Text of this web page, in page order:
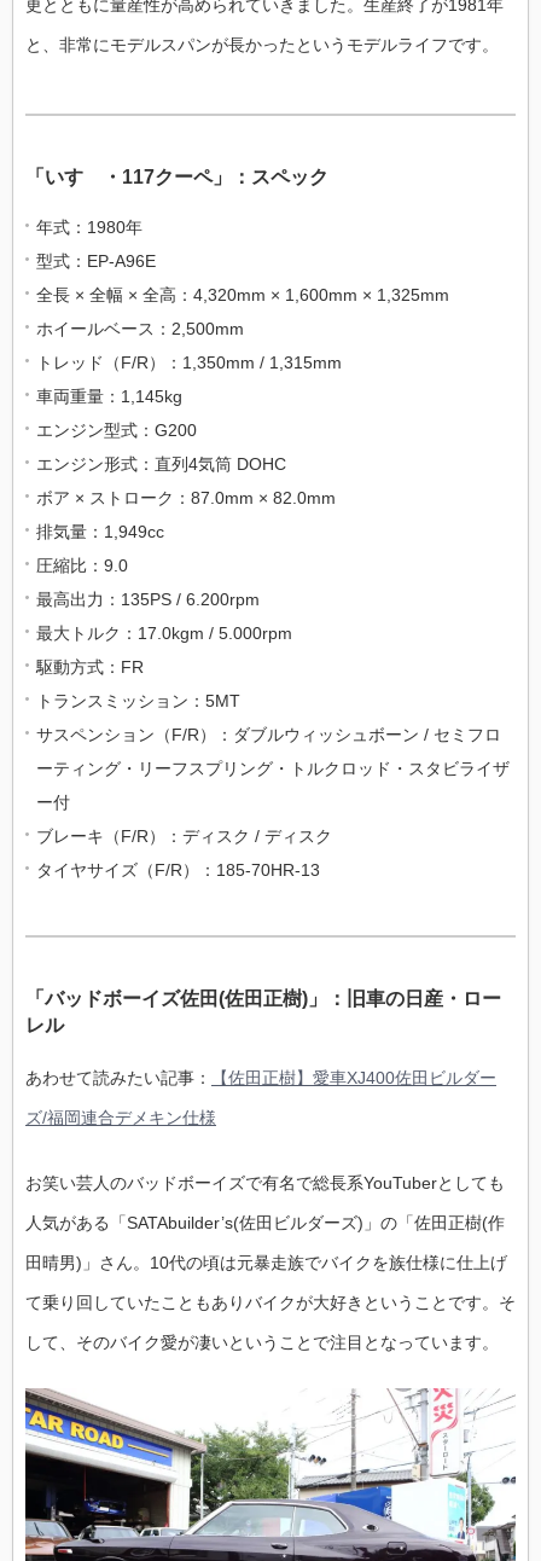
更とともに量産性が高められていきました。生産終了が1981年
と、非常にモデルスパンが長かったというモデルライフです。
「いすゞ・117クーペ」：スペック
年式：1980年
型式：EP-A96E
全長 × 全幅 × 全高：4,320mm × 1,600mm × 1,325mm
ホイールベース：2,500mm
トレッド（F/R）：1,350mm / 1,315mm
車両重量：1,145kg
エンジン型式：G200
エンジン形式：直列4気筒 DOHC
ボア × ストローク：87.0mm × 82.0mm
排気量：1,949cc
圧縮比：9.0
最高出力：135PS / 6.200rpm
最大トルク：17.0kgm / 5.000rpm
駆動方式：FR
トランスミッション：5MT
サスペンション（F/R）：ダブルウィッシュボーン / セミフロ
ーティング・リーフスプリング・トルクロッド・スタビライザ
ー付
ブレーキ（F/R）：ディスク / ディスク
タイヤサイズ（F/R）：185-70HR-13
「バッドボーイズ佐田(佐田正樹)」：旧車の日産・ロー
レル
あわせて読みたい記事： 【佐田正樹】愛車XJ400佐田ビルダー
ズ/福岡連合デメキン仕様
お笑い芸人のバッドボーイズで有名で総長系YouTuberとしても
人気がある「SATAbuilder’s(佐田ビルダーズ)」の「佐田正樹(作
田晴男)」さん。10代の頃は元暴走族でバイクを族仕様に仕上げ
て乗り回していたこともありバイクが大好きということです。そ
して、そのバイク愛が凄いということで注目となっています。